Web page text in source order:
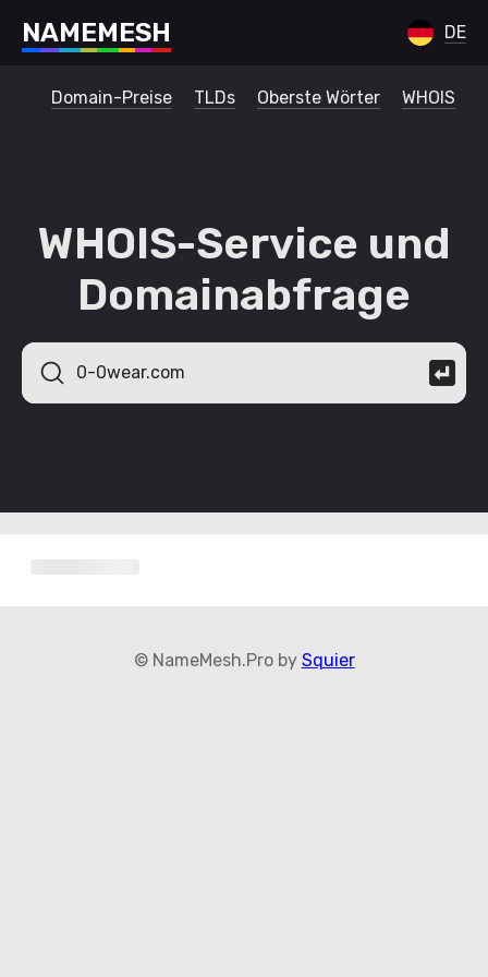
NAMEMESH DE
Domain-Preise TLDs Oberste Wörter WHOIS
WHOIS-Service und
Domainabfrage
© NameMesh.Pro by Squier